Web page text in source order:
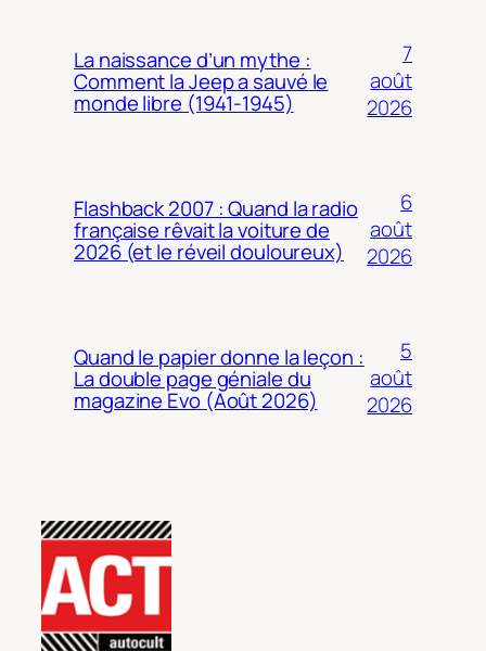
La naissance d’un mythe :
Comment la Jeep a sauvé le
monde libre (1941-1945)
7
août
2026
Flashback 2007 : Quand la radio
française rêvait la voiture de
2026 (et le réveil douloureux)
6
août
2026
Quand le papier donne la leçon :
La double page géniale du
magazine Evo (Août 2026)
5
août
2026